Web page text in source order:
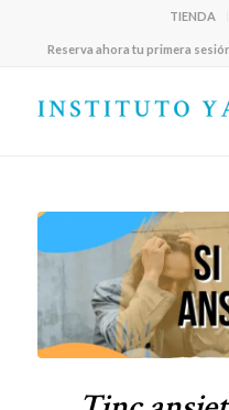
TIENDA
Reserva ahora tu primera